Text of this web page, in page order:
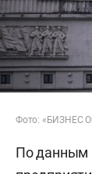
Фото: «БИЗНЕС
По данным